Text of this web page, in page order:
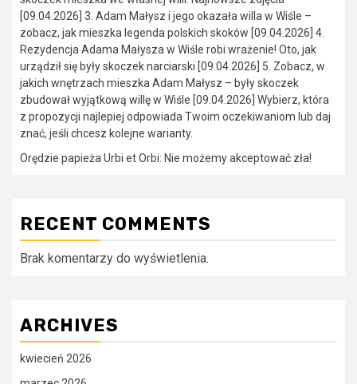
[09.04.2026] 3. Adam Małysz i jego okazała willa w Wiśle –
zobacz, jak mieszka legenda polskich skoków [09.04.2026] 4.
Rezydencja Adama Małysza w Wiśle robi wrażenie! Oto, jak
urządził się były skoczek narciarski [09.04.2026] 5. Zobacz, w
jakich wnętrzach mieszka Adam Małysz – były skoczek
zbudował wyjątkową willę w Wiśle [09.04.2026] Wybierz, która
z propozycji najlepiej odpowiada Twoim oczekiwaniom lub daj
znać, jeśli chcesz kolejne warianty.
Orędzie papieża Urbi et Orbi: Nie możemy akceptować zła!
RECENT COMMENTS
Brak komentarzy do wyświetlenia.
ARCHIVES
kwiecień 2026